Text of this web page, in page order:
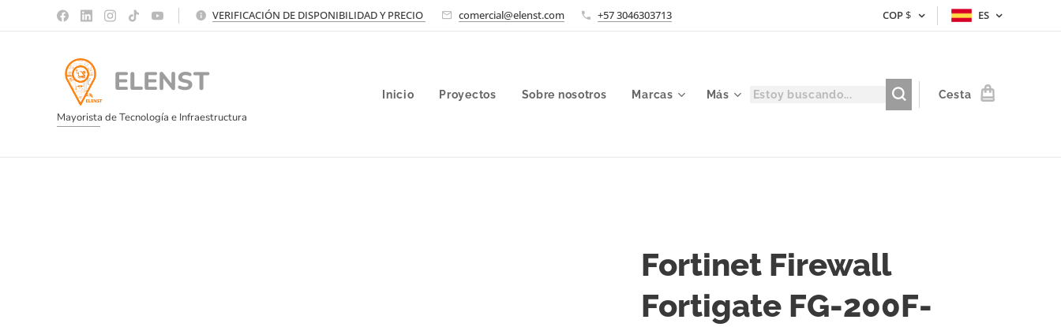
VERIFICACIÓN DE DISPONIBILIDAD Y PRECIO comercial@elenst.com +57 3046303713 COP$ ES
ELENST
Mayorista de Tecnología e Infraestructura
Inicio Proyectos Sobre nosotros Marcas Más Cesta
Fortinet Firewall
Fortigate FG-200F-